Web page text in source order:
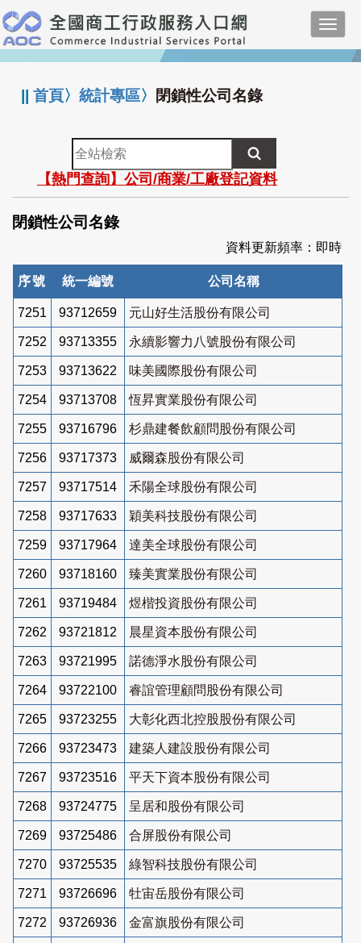
跳
到
主
要
:::
||首頁〉統計專區〉 閉鎖性公司名錄
全
站
檢
索
【熱門查詢】公司/商業/工廠登記資料
閉鎖性公司名錄
資料更新頻率：即時
序號 統一編號 公司名稱
7251 93712659 元山好生活股份有限公司
7252 93713355 永續影響力八號股份有限公司
7253 93713622 味美國際股份有限公司
7254 93713708 恆昇實業股份有限公司
7255 93716796 杉鼎建餐飲顧問股份有限公司
7256 93717373 威爾森股份有限公司
7257 93717514 禾陽全球股份有限公司
7258 93717633 穎美科技股份有限公司
7259 93717964 達美全球股份有限公司
7260 93718160 臻美實業股份有限公司
7261 93719484 煜楷投資股份有限公司
7262 93721812 晨星資本股份有限公司
7263 93721995 諾德淨水股份有限公司
7264 93722100 睿誼管理顧問股份有限公司
7265 93723255 大彰化西北控股股份有限公司
7266 93723473 建築人建設股份有限公司
7267 93723516 平天下資本股份有限公司
7268 93724775 呈居和股份有限公司
7269 93725486 合屏股份有限公司
7270 93725535 綠智科技股份有限公司
7271 93726696 牡宙岳股份有限公司
7272 93726936 金富旗股份有限公司